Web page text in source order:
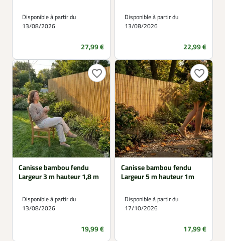
Disponible à partir du
13/08/2026
Prix
27,99 €
Disponible à partir du
13/08/2026
Prix
22,99 €
favorite_border
Canisse bambou fendu
Largeur 3 m hauteur 1,8 m
Disponible à partir du
13/08/2026
Prix
19,99 €
favorite_border
Canisse bambou fendu
Largeur 5 m hauteur 1m
Disponible à partir du
17/10/2026
Prix
17,99 €